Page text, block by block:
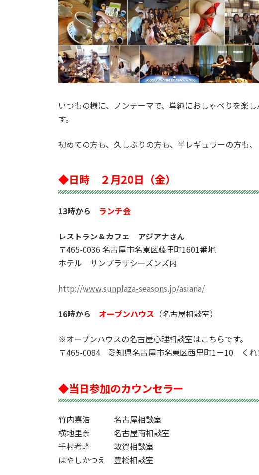
いつもの様に、ノンテーマで、単純におしゃべりを楽
す。
初めての方も、久しぶりの方も、半レギュラーの方も、
◆日時 ２月20日（金）
13時から ランチ会
レストラン＆カフェ アジアナさん
〒465-0036 名古屋市名東区藤里町1601番地
ホテル サンプラザシーズンズ内
http://www.sunplaza-seasons.jp/asiana/
16時から オープンハウス （名古屋相談室）
※オープンハウスの名古屋心理相談室はこちらです。
〒465-0084 愛知県名古屋市名東区西里町1－10 く
◆当日参加のカウンセラー
竹内嘉浩 名古屋相談室
横地里奈 名古屋南相談室
千村考峰 敦賀相談室
はやしかつえ 豊橋相談室